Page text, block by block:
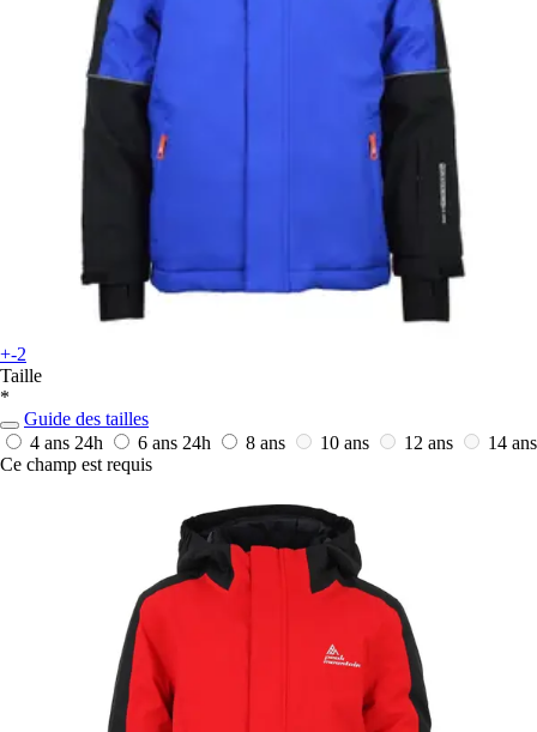
+-2
Taille
*
Guide des tailles
4 ans 24h 6 ans 24h 8 ans 10 ans 12 ans
14 ans
Ce champ est requis